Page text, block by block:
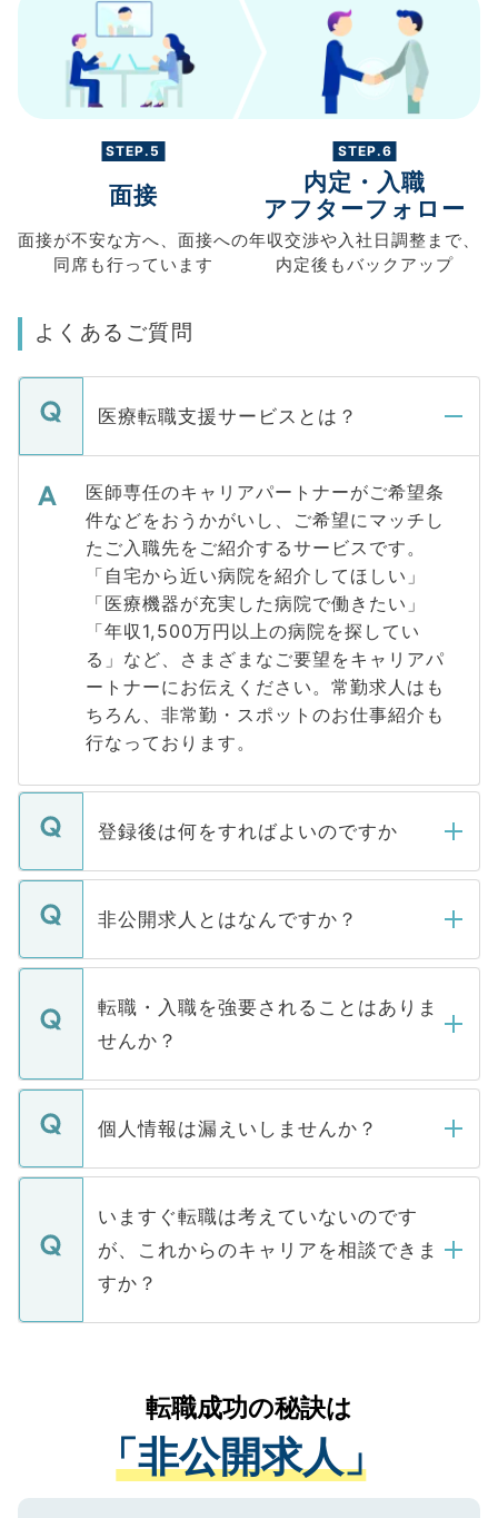
STEP.5
面接
面接が不安な方へ、 面接への
同席も行っています
STEP.6
内定・入職
アフターフォロー
年収交渉や入社日調整まで、
内定後もバックアップ
よくあるご質問
医療転職支援サービスとは？
医師専任のキャリアパートナーがご希望条
件などをおうかがいし、ご希望にマッチし
たご入職先をご紹介するサービスです。
「自宅から近い病院を紹介してほしい」
「医療機器が充実した病院で働きたい」
「年収1,500万円以上の病院を探してい
る」など、さまざまなご要望をキャリアパ
ートナーにお伝えください。常勤求人はも
ちろん、非常勤・スポットのお仕事紹介も
行なっております。
登録後は何をすればよいのですか
ご登録いただきましたら、弊社担当者がご
登録内容を確認し、その後メールもしくは
ます。通常、5営業日以内にはご連絡をせて
いただきますので、しばらくお待ちくださ
非公開求人とはなんですか？
マイナビDOCTORで取り扱っている求人の
うち約3割は、Webサイトからご覧いただ
けない「非公開求人」です。非公開求人は
下記の理由によって、一般には公開してい
ません。
■応募殺到を避けるため 人気のある医療機
関を公にしてしまうと、応募が殺到する場
に、医療機関が求める条件に合った人材の
みを人材紹介会社に依頼するケースが増え
ています。
転職・入職を強要されることはありま
せんか？
転職・入職を強要することは一切ありませ
ん。また、仮に応募先から内定をいただい
定を承諾する必要はありません。内定先へ
の辞退の連絡はキャリアパートナーが行い
個人情報は漏えいしませんか？
個人情報が漏えいすることはありませんの
で、ご安心ください。当サイトからの登録
などで収集したご登録者様の個人情報は、
ご本人のキャリアアップおよび転職活動の
支援を目的に使用いたします。お預かりし
ているすべての個人データはご本人の許可
は、個人情報の取り扱いについての厳密な
管理基準を満たした事業者のみに付与され
る、プライバシーマークを取得済みです。
いますぐ転職は考えていないのです
が、これからのキャリアを相談できま
すか？
かがいして、現在の医療機関の状況や紹介
経験をまじえながら、適切なアドバイスを
させていただきます。すぐにご転職をされ
ない方には、長期的なサポートが可能です
ので、まずはご登録ください。
転職成功の秘訣は
「非公開求人」